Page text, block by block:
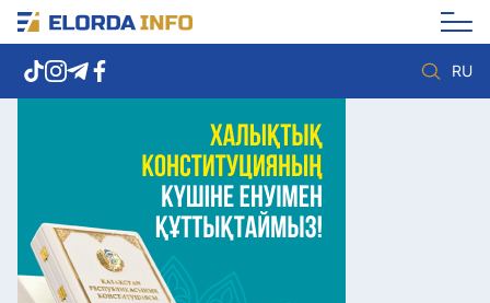
RU
Елорда жаңалықтары
Көзқарас
Саясат
Видео
Әлеумет
Экономика